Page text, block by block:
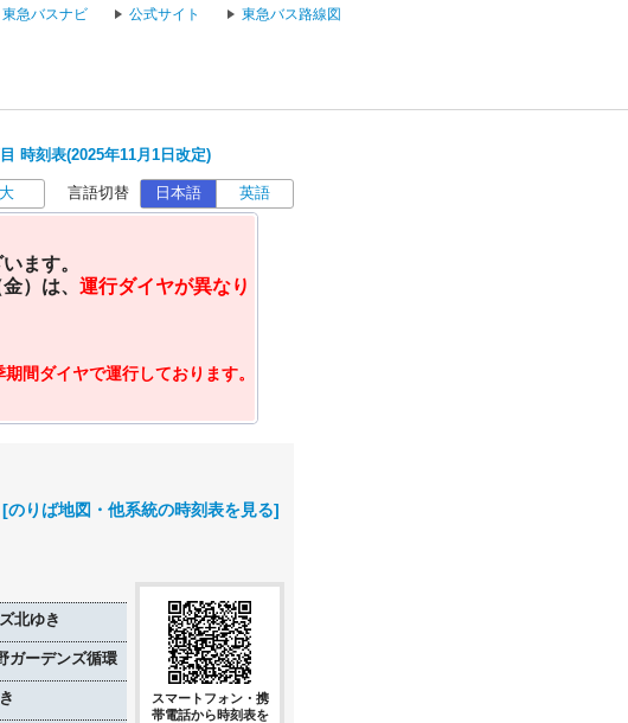
東急バスナビ 公式サイト 東急バス路線図
時刻表(2025年11月1日改定)
大 言語切替 日本語 英語
ます。
）は、 運行ダイヤが異なり
間ダイヤで運行しております。
[のりば地図・他系統の時刻表を見る]
北ゆき
ガーデンズ循環
スマートフォン・携
帯電話から時刻表を